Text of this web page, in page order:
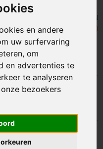
en andere
uw surfervaring
om
en advertenties te
te analyseren
bezoekers
UW WINKELWAGEN
Geen producten
(0)
>BORGCLIP - BORGPEN